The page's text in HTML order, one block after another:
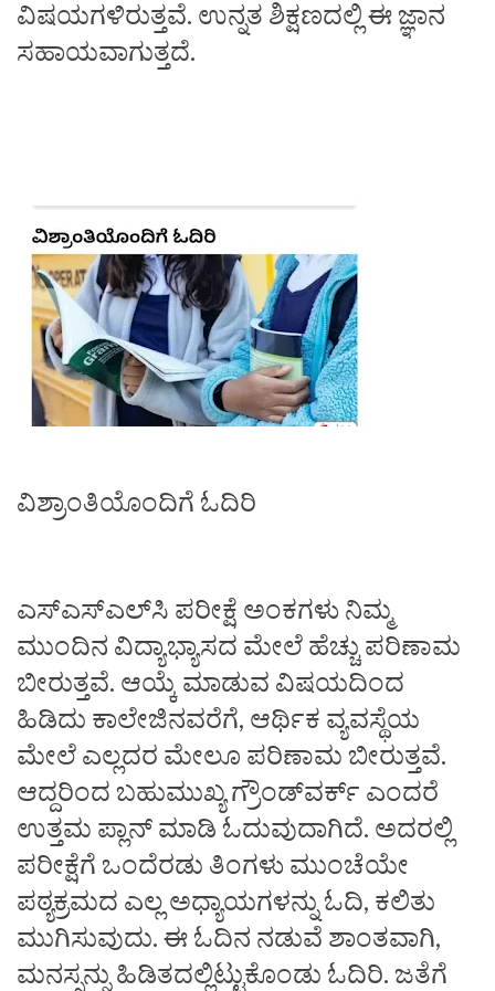
ವಿಷಯಗಳಿರುತ್ತವೆ. ಉನ್ನತ ಶಿಕ್ಷಣದಲ್ಲಿ ಈ ಜ್ಞಾನ
ಸಹಾಯವಾಗುತ್ತದೆ.
ವಿಶ್ರಾಂತಿಯೊಂದಿಗೆ ಓದಿರಿ
ಎಸ್‌ಎಸ್‌ಎಲ್‌ಸಿ ಪರೀಕ್ಷೆ ಅಂಕಗಳು ನಿಮ್ಮ
ಮುಂದಿನ ವಿದ್ಯಾಭ್ಯಾಸದ ಮೇಲೆ ಹೆಚ್ಚು ಪರಿಣಾಮ
ಬೀರುತ್ತವೆ. ಆಯ್ಕೆ ಮಾಡುವ ವಿಷಯದಿಂದ
ಹಿಡಿದು ಕಾಲೇಜಿನವರೆಗೆ, ಆರ್ಥಿಕ ವ್ಯವಸ್ಥೆಯ
ಮೇಲೆ ಎಲ್ಲದರ ಮೇಲೂ ಪರಿಣಾಮ ಬೀರುತ್ತವೆ.
ಆದ್ದರಿಂದ ಬಹುಮುಖ್ಯ ಗ್ರೌಂಡ್‌ವರ್ಕ್‌ ಎಂದರೆ
ಉತ್ತಮ ಪ್ಲಾನ್‌ ಮಾಡಿ ಓದುವುದಾಗಿದೆ. ಅದರಲ್ಲಿ
ಪರೀಕ್ಷೆಗೆ ಒಂದೆರಡು ತಿಂಗಳು ಮುಂಚೆಯೇ
ಪಠ್ಯಕ್ರಮದ ಎಲ್ಲ ಅಧ್ಯಾಯಗಳನ್ನು ಓದಿ, ಕಲಿತು
ಮುಗಿಸುವುದು. ಈ ಓದಿನ ನಡುವೆ ಶಾಂತವಾಗಿ,
ಮನಸ್ಸನ್ನು ಹಿಡಿತದಲ್ಲಿಟ್ಟುಕೊಂಡು ಓದಿರಿ. ಜತೆಗೆ